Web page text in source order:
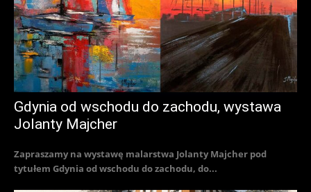
Gdynia od wschodu do zachodu, wystawa
Jolanty Majcher
Zapraszamy na wystawę malarstwa Jolanty Majcher pod
tytułem Gdynia od wschodu do zachodu, do...